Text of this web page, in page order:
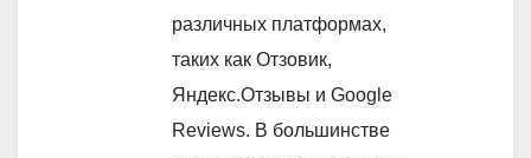
различных платформах,
таких как Отзовик,
Яндекс.Отзывы и Google
Reviews. В большинстве